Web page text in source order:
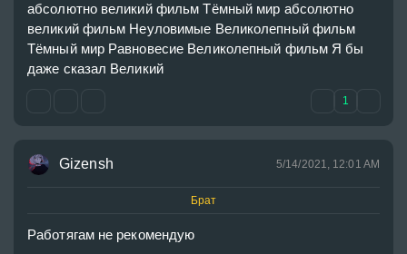
Gizensh 5/14/2021, 12:01 AM
Брат
Работягам не рекомендую
абсолютно великий фильм Тёмный мир абсолютно
великий фильм Неуловимые Великолепный фильм
Тёмный мир Равновесие Великолепный фильм Я бы
даже сказал Великий
1